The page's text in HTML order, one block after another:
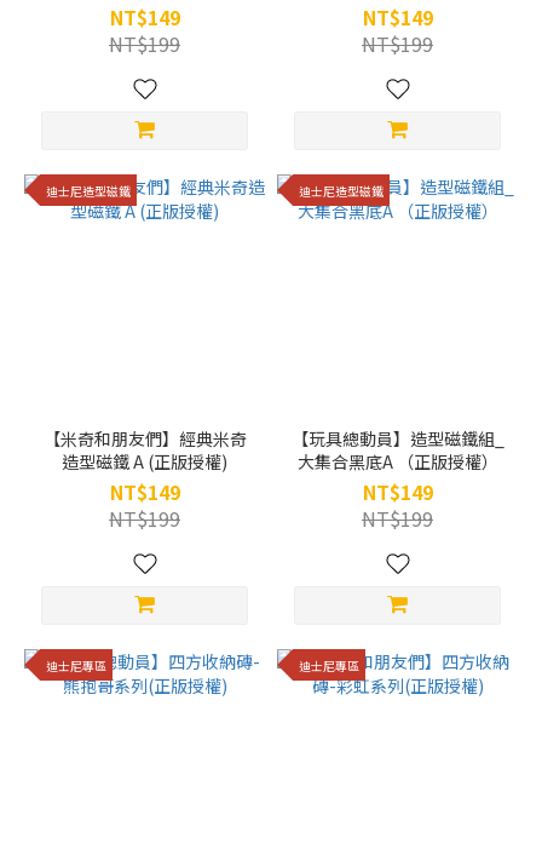
NT$149
NT$199
NT$149
NT$199
迪士尼造型磁鐵
【米奇和朋友們】經典米奇
造型磁鐵 A (正版授權)
NT$149
NT$199
迪士尼造型磁鐵
【玩具總動員】造型磁鐵組_
大集合黑底A （正版授權）
NT$149
NT$199
迪士尼專區 迪士尼專區